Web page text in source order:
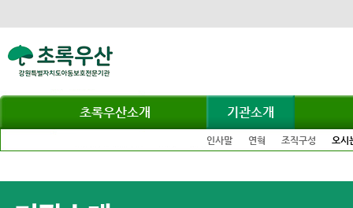
초록우산소개 기관소개
인사말 연혁 조직구성 오시